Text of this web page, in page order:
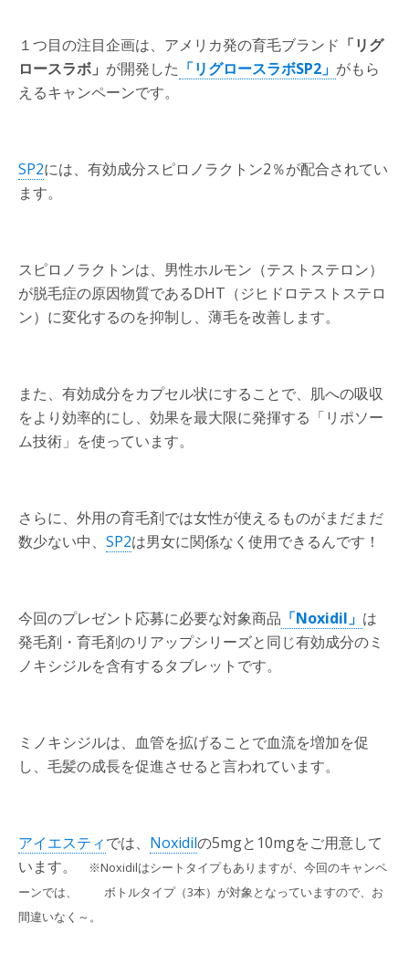
１つ目の注目企画は、アメリカ発の育毛ブランド 「リグ
ロースラボ」 が開発した 「リグロースラボSP2」 がもら
えるキャンペーンです。
SP2には、有効成分スピロノラクトン2％が配合されてい
ます。
スピロノラクトンは、男性ホルモン（テストステロン）
が脱毛症の原因物質であるDHT（ジヒドロテストステロ
ン）に変化するのを抑制し、薄毛を改善します。
また、有効成分をカプセル状にすることで、肌への吸収
をより効率的にし、効果を最大限に発揮する「リポソー
ム技術」を使っています。
さらに、外用の育毛剤では女性が使えるものがまだまだ
数少ない中、 SP2は男女に関係なく使用できるんです！
今回のプレゼント応募に必要な対象商品 「Noxidil」 は
発毛剤・育毛剤のリアップシリーズと同じ有効成分のミ
ノキシジルを含有するタブレットです。
ミノキシジルは、血管を拡げることで血流を増加を促
し、毛髪の成長を促進させると言われています。
アイエスティでは、 Noxidilの5mgと10mgをご用意して
います。
※Noxidilはシートタイプもありますが、今回のキャンペ
ーンでは、 ボトルタイプ（3本）が対象となっていますので、お
間違いなく～。